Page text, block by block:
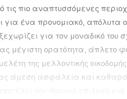
πιο αναπτυσσόμενες
για ένα προνομιακό, απόλυτα
για τον μοναδικό
μέγιστη ορατότητα, άπλετο
της μελλοντικής
άμεση ασφάλεια και